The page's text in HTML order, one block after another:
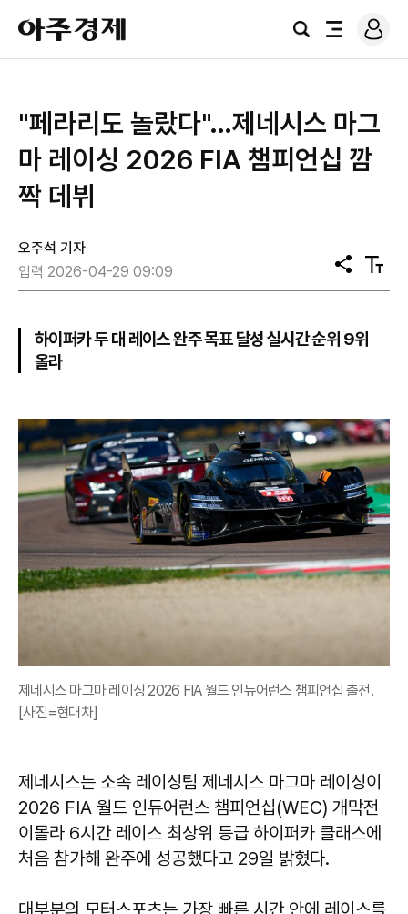
아
주
경
검
전
로
그
"페라리도 놀랐다"…제네시스 마그
마 레이싱 2026 FIA 챔피언십 깜
짝 데뷔
오주석 기자
입력 2026-04-29 09:09
공
유
텍
스
하이퍼카 두 대 레이스 완주 목표 달성 실시간 순위 9위
올라
제네시스 마그마 레이싱 2026 FIA 월드 인듀어런스 챔피언십 출전.
[사진=현대차]
제네시스는 소속 레이싱팀 제네시스 마그마 레이싱이
2026 FIA 월드 인듀어런스 챔피언십(WEC) 개막전
이몰라 6시간 레이스 최상위 등급 하이퍼카 클래스에
처음 참가해 완주에 성공했다고 29일 밝혔다.
대부분의 모터스포츠는 가장 빠른 시간 안에 레이스를